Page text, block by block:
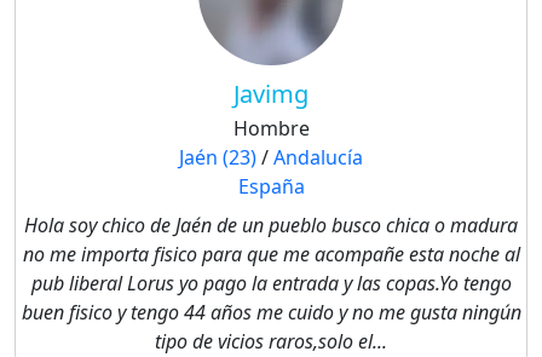
Javimg
Hombre
Jaén (23)/Andalucía
España
Hola soy chico de Jaén de un pueblo busco chica o madura
no me importa fisico para que me acompañe esta noche al
pub liberal Lorus yo pago la entrada y las copas.Yo tengo
buen fisico y tengo 44 años me cuido y no me gusta ningún
tipo de vicios raros,solo el...